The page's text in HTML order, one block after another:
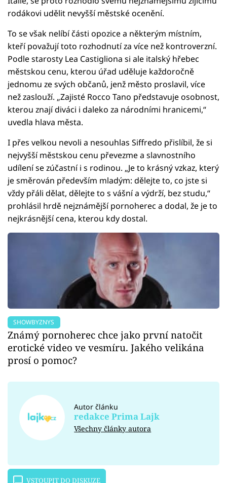
rodákovi udělit nevyšší městské ocenění.
To se však nelíbí části opozice a některým místním,
kteří považují toto rozhodnutí za více než kontroverzní.
Podle starosty Lea Castigliona si ale italský hřebec
městskou cenu, kterou úřad uděluje každoročně
jednomu ze svých občanů, jenž město proslavil, více
než zaslouží. „Zajisté Rocco Tano představuje osobnost,
kterou znají diváci i daleko za národními hranicemi,“
uvedla hlava města.
I přes velkou nevoli a nesouhlas Siffredo přislíbil, že si
nejvyšší městskou cenu převezme a slavnostního
udílení se zúčastní i s rodinou. „Je to krásný vzkaz, který
je směrován především mladým: dělejte to, co jste si
vždy přáli dělat, dělejte to s vášní a výdrží, bez studu,“
prohlásil hrdě nejznámější pornoherec a dodal, že je to
nejkrásnější cena, kterou kdy dostal.
SHOWBYZNYS
Známý pornoherec chce jako první natočit
erotické video ve vesmíru. Jakého velikána
prosí o pomoc?
Autor článku
redakce Prima Lajk
Všechny články autora
VSTOUPIT DO DISKUZE